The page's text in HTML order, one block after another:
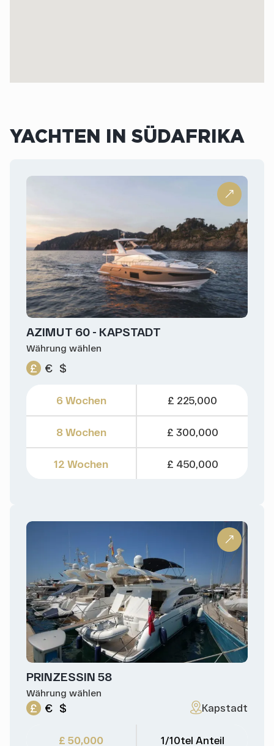
YACHTEN IN SÜDAFRIKA
AZIMUT 60 - KAPSTADT
Währung wählen
£ € $
6 Wochen
8 Wochen
12 Wochen
£ 225,000
£ 300,000
£ 450,000
PRINZESSIN 58
Währung wählen
£ € $ Kapstadt
£ 50,000 1/10tel Anteil